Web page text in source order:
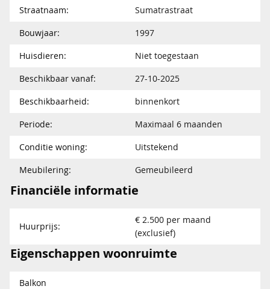
Straatnaam:
Sumatrastraat
Bouwjaar:
1997
Huisdieren:
Niet toegestaan
Beschikbaar vanaf:
27-10-2025
Beschikbaarheid:
binnenkort
Periode:
Maximaal 6 maanden
Conditie woning:
Uitstekend
Meubilering:
Gemeubileerd
Financiële informatie
Huurprijs:
€ 2.500 per maand
(exclusief)
Eigenschappen woonruimte
Balkon